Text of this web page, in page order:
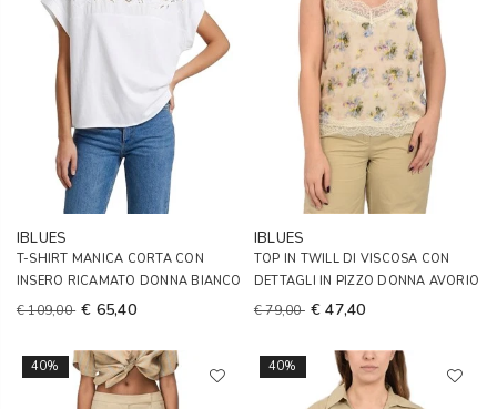
IBLUES
T-SHIRT MANICA CORTA CON
INSERO RICAMATO DONNA BIANCO
€ 109,00 € 65,40
IBLUES
TOP IN TWILL DI VISCOSA CON
DETTAGLI IN PIZZO DONNA AVORIO
€ 79,00 € 47,40
40% 40%